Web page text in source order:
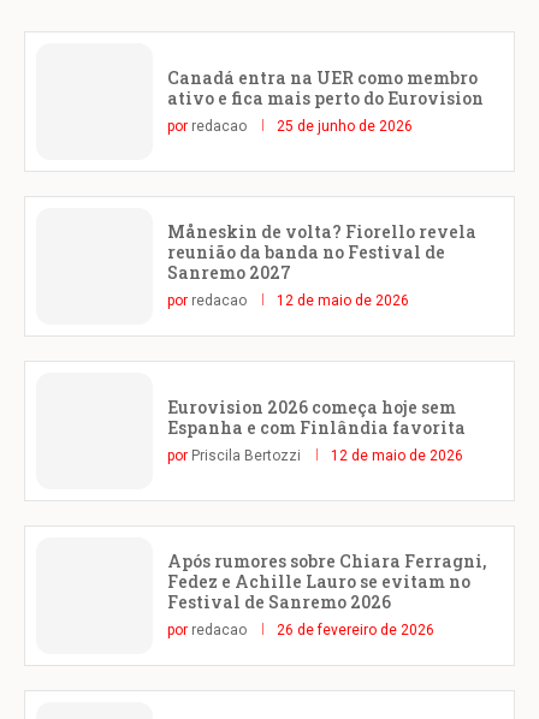
Canadá entra na UER como membro
ativo e fica mais perto do Eurovision
por redacao 25 de junho de 2026
Måneskin de volta? Fiorello revela
reunião da banda no Festival de
Sanremo 2027
por redacao 12 de maio de 2026
Eurovision 2026 começa hoje sem
Espanha e com Finlândia favorita
por Priscila Bertozzi 12 de maio de 2026
Após rumores sobre Chiara Ferragni,
Fedez e Achille Lauro se evitam no
Festival de Sanremo 2026
por redacao 26 de fevereiro de 2026